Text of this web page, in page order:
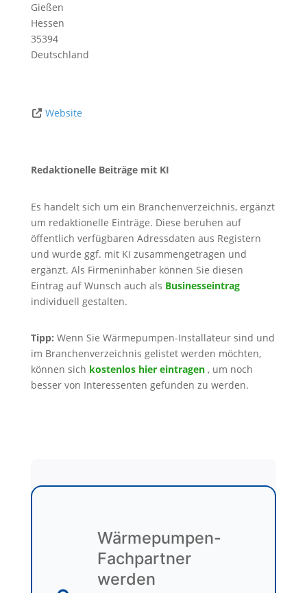
Gießen
Hessen
35394
Deutschland
Website
Redaktionelle Beiträge mit KI
Es handelt sich um ein Branchenverzeichnis, ergänzt
um redaktionelle Einträge. Diese beruhen auf
öffentlich verfügbaren Adressdaten aus Registern
und wurde ggf. mit KI zusammengetragen und
ergänzt. Als Firmeninhaber können Sie diesen
Eintrag auf Wunsch auch als Businesseintrag
individuell gestalten.
Tipp: Wenn Sie Wärmepumpen-Installateur sind und
im Branchenverzeichnis gelistet werden möchten,
können sich kostenlos hier eintragen, um noch
besser von Interessenten gefunden zu werden.
Wärmepumpen-
Fachpartner
werden